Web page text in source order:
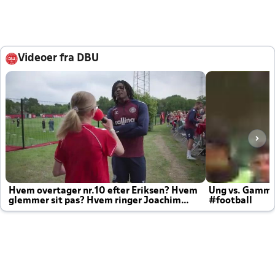
Videoer fra DBU
Hvem overtager nr.10 efter Eriksen? Hvem
glemmer sit pas? Hvem ringer Joachim
altid til efter kampe?
Ung vs.
#football